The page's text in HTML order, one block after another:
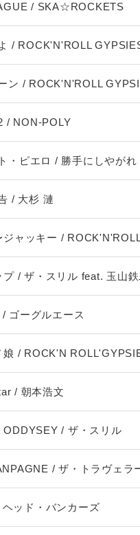
/ SKA☆ROCKETS
/ ROCK'N'ROLL
ン / ROCK'N'ROLL
/ NON-POLY
・ピエロ / 勝手にしやがれ
/ 大杉 漣
ジャッキー /
プ / ザ・スリル feat. 玉山鉄
ゴーグルエース
娘 / ROCK'N
/ 朝本浩文
ODDYSEY / ザ・スリル
/ ザ・トラヴェラ
ッド・バンカーズ